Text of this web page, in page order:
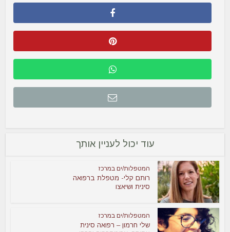
עוד יכול לעניין אותך
המטפלות/ים במרכז
רותם קלי- מטפלת ברפואה
סינית ושיאצו
המטפלות/ים במרכז
שלי חרמון – רפואה סינית